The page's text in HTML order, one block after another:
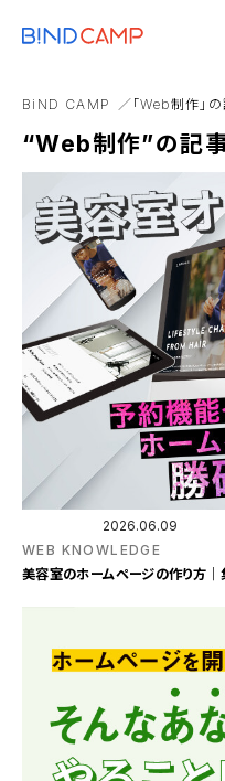
まとめ
BiND CAMP 「Web制作」
“Web制作”の記
2026.06.09
WEB KNOWLEDGE
美容室のホームページの作り方